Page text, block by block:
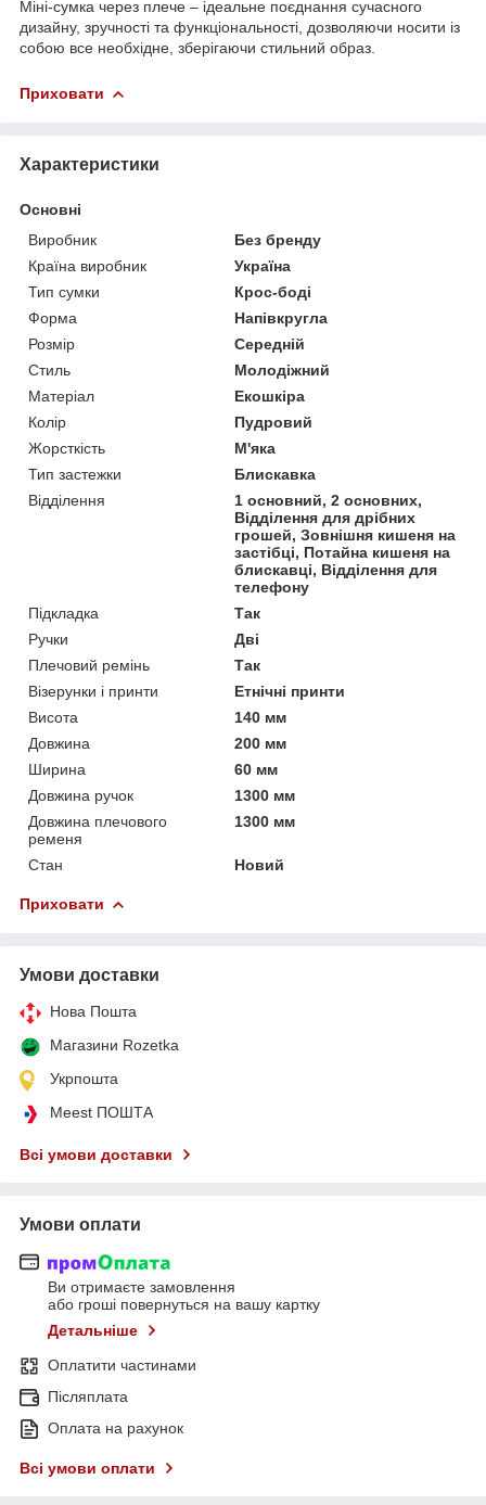
Міні-сумка через плече – ідеальне поєднання сучасного
дизайну, зручності та функціональності, дозволяючи носити із
собою все необхідне, зберігаючи стильний образ.
Приховати
Характеристики
Основні
Виробник
Без бренду
Країна виробник
Україна
Тип сумки
Крос-боді
Форма
Напівкругла
Розмір
Середній
Стиль
Молодіжний
Матеріал
Екошкіра
Колір
Пудровий
Жорсткість
М'яка
Тип застежки
Блискавка
Відділення
1 основний, 2 основних,
Відділення для дрібних
грошей, Зовнішня кишеня на
застібці, Потайна кишеня на
блискавці, Відділення для
телефону
Підкладка
Так
Ручки
Дві
Плечовий ремінь
Так
Візерунки і принти
Етнічні принти
Висота
140 мм
Довжина
200 мм
Ширина
60 мм
Довжина ручок
1300 мм
Довжина плечового
ременя
1300 мм
Стан Новий
Приховати
Умови доставки
Нова Пошта
Магазини Rozetka
Укрпошта
Meest ПОШТА
Всі умови доставки
Умови оплати
Ви отримаєте замовлення
або гроші повернуться на вашу картку
Детальніше
Оплатити частинами
Післяплата
Оплата на рахунок
Всі умови оплати